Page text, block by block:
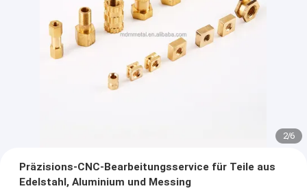
2/6
Präzisions-CNC-Bearbeitungsservice für Teile aus
Edelstahl, Aluminium und Messing